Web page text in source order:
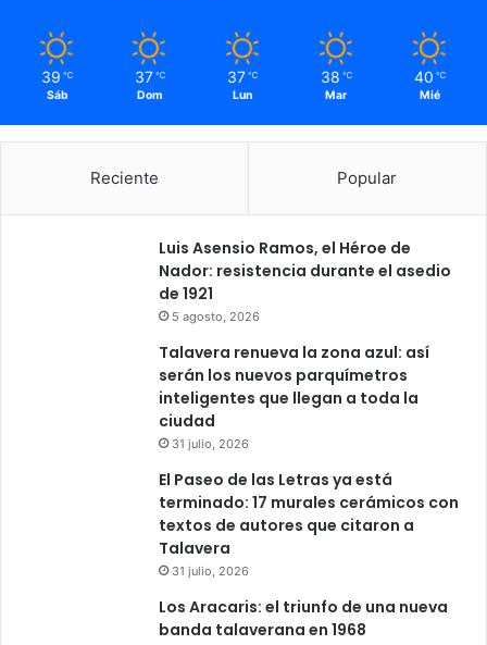
39 ℃
Sáb
37 ℃
Dom
37 ℃
Lun
38 ℃
Mar
40 ℃
Mié
Reciente Popular
Luis Asensio Ramos, el Héroe de
Nador: resistencia durante el asedio
de 1921
5 agosto, 2026
Talavera renueva la zona azul: así
serán los nuevos parquímetros
inteligentes que llegan a toda la
ciudad
31 julio, 2026
El Paseo de las Letras ya está
terminado: 17 murales cerámicos con
textos de autores que citaron a
Talavera
31 julio, 2026
Los Aracaris: el triunfo de una nueva
banda talaverana en 1968